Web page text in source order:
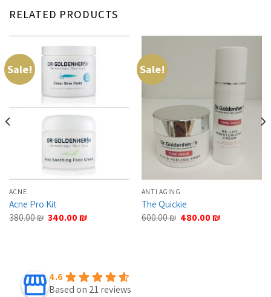
RELATED PRODUCTS
Sale!
ACNE
Acne Pro Kit
380.00₪ Original
340.00 ₪Current
Sale!
ANTI AGING
The Quickie
600.00₪ Original
480.00 ₪Current
4.6
Based on 21 reviews